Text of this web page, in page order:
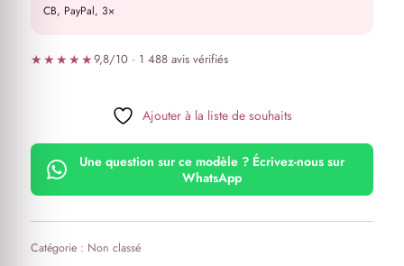
★★★★★9,8/10 · 1 488 avis vérifiés
CB, PayPal, 3×
Ajouter à la liste de souhaits
Une question sur ce modèle ? Écrivez-nous sur
WhatsApp
Catégorie : Non classé